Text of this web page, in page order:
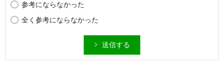
参考にならなかった
全く参考にならなかった
送信する